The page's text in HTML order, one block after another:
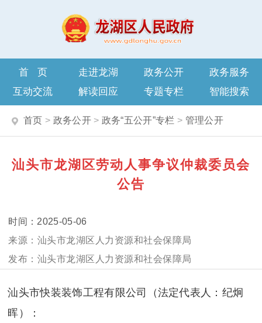
首页 走进龙湖 政务公开
政务服务
互动交流
解读回应 专题专栏 智能搜索
首页 > 政务公开> 政务“五公开”专栏 > 管理公开
汕头市龙湖区劳动人事争议仲裁委员会
公告
2025-05-06
汕头市龙湖区人力资源和社会保障局
汕头市龙湖区人力资源和社会保障局
汕头市快装装饰工程有限公司（法定代表人：纪炯
晖）：